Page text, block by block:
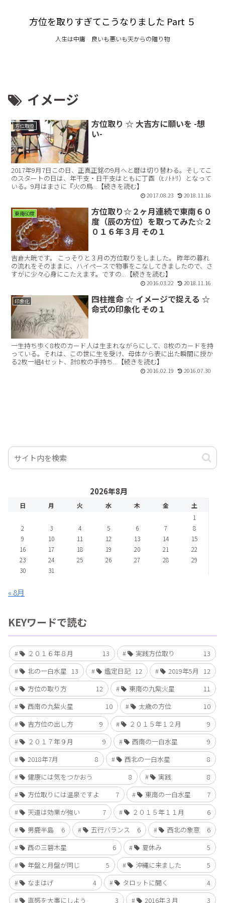
方位を取りすぎてこうなりました Part ５
人生は中庸 良いも悪いも天からの贈り物
イメージ
方位取り
方位取り ☆ 大吉方に願いを -想
い-
2017年9月7日この日、正真正銘の9月へと暦は切り替わる。そしてこ
のスタートの日は、年干支・日干支はともに丁酉（ﾋﾉﾄﾄﾘ）となって
いる。9月はまさに『火の鳥...【続きを読む】
2017.08.23 2018.11.16
東南60度
方位取り☆２ヶ月連続で東南６０
度（辰の方位）を取ってみた☆２
０１６年３月 その１
吉倉大晄です。 こっそりと３月の方位取りをしました。 昨年の暮れ
の流れをそのままに、ハイペースで物事をこなしてきましたので、さ
すがに少々心身にこたえます。ですの...【続きを読む】
2016.03.22 2018.11.16
印象化
四柱推命 ☆ イメージで捉える ☆
命式の印象化 その１
一生持ち歩く8枚のカード人は生まれながらにして、8枚のカードを持
っている。それは、この世に生を受け、母体から表に出た瞬間に授か
る2枚一組4セット、計8枚の手持ち...【続きを読む】
2016.02.19 2016.07.30
2026年8月
日 月 火 水 木 金
土
1
2
3 4 5 6 7
8
9
10 11 12 13 14
15
16
17 18 19 20 21
22
23
24 25 26 27 28
29
30
31
« 8月
KEYワードで読む
２０１６年８月 13 実践方位取り
13
北の一白水星 13 鑑定日記 12 2019年5月
12
方位の取り方
12 東南の九紫火星
11
西南の九紫火星
10 太歳の方位
10
吉方位の出し方
9 ２０１５年１２月
9
２０１７年９月
9 西南の一白水星
9
2018年7月
8 西北の一白水星
8
健康には気をつかおう
8 実践
8
方位取りには温泉ですよ
7 東南の一白水星
7
天道は効果が強い
7 ２０１５年１１月
6
男鹿半島
6 五行バランス 6 西北の象意
6
西の三碧木星
6 夏休み
5
年盤と月盤が同じ
5 沖縄に来ました
5
なまはげ
4 タロットに聞く
4
直感を大事にしよう
3 2016年３月 3